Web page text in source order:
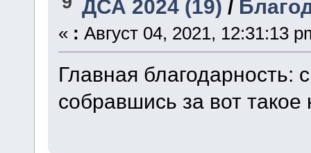
ДСА 2024 (19) /
« : Август 04, 2021, 12:31:13
Главная благодарность:
собравшись за вот такое